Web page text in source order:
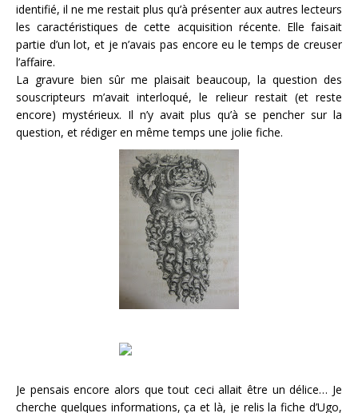
identifié, il ne me restait plus qu’à présenter aux autres lecteurs
les caractéristiques de cette acquisition récente. Elle faisait
partie d’un lot, et je n’avais pas encore eu le temps de creuser
l’affaire.
La gravure bien sûr me plaisait beaucoup, la question des
souscripteurs m’avait interloqué, le relieur restait (et reste
encore) mystérieux. Il n’y avait plus qu’à se pencher sur la
question, et rédiger en même temps une jolie fiche.
Je pensais encore alors que tout ceci allait être un délice… Je
cherche quelques informations, ça et là, je relis la fiche d’Ugo,